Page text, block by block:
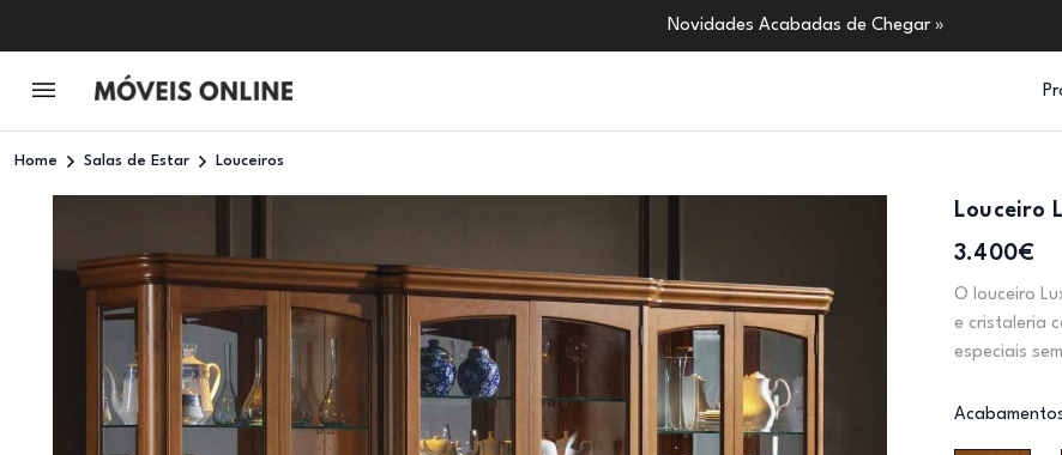
Novidades Acabadas de Chegar »
Home Salas de Estar Louceiros
Louceiro
3.400€
O louceiro
e cristaleria
especiais